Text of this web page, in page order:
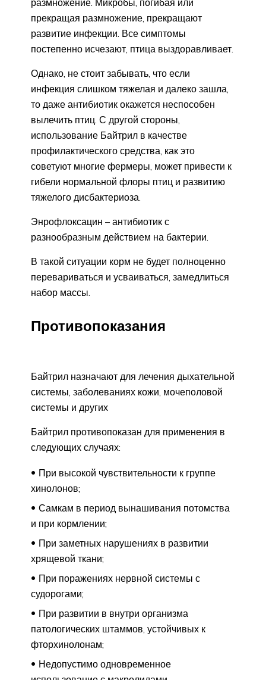
размножение. Микробы, погибая или
прекращая размножение, прекращают
развитие инфекции. Все симптомы
постепенно исчезают, птица выздоравливает.
Однако, не стоит забывать, что если
инфекция слишком тяжелая и далеко зашла,
то даже антибиотик окажется неспособен
вылечить птиц. С другой стороны,
использование Байтрил в качестве
профилактического средства, как это
советуют многие фермеры, может привести к
гибели нормальной флоры птиц и развитию
тяжелого дисбактериоза.
Энрофлоксацин – антибиотик с
разнообразным действием на бактерии.
В такой ситуации корм не будет полноценно
перевариваться и усваиваться, замедлиться
набор массы.
Противопоказания
Байтрил назначают для лечения дыхательной
системы, заболеваниях кожи, мочеполовой
системы и других
Байтрил противопоказан для применения в
следующих случаях:
При высокой чувствительности к группе
хинолонов;
Самкам в период вынашивания потомства
и при кормлении;
При заметных нарушениях в развитии
хрящевой ткани;
При поражениях нервной системы с
судорогами;
При развитии в внутри организма
патологических штаммов, устойчивых к
фторхинолонам;
Недопустимо одновременное